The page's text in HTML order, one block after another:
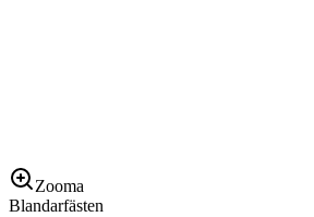
Zooma
Blandarfästen